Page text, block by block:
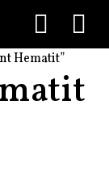
Hematit”